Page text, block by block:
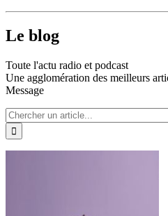
Le blog
Toute l'actu radio et podcast
Une agglomération des meilleurs
Message